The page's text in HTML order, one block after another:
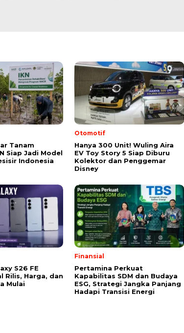
Tanam
Siap Jadi Model
Indonesia
Otomotif
Hanya 300 Unit! Wuling Aira
EV Toy Story 5 Siap Diburu
Kolektor dan Penggemar
Disney
S26 FE
Rilis, Harga, dan
Mulai
Finansial
Pertamina Perkuat
Kapabilitas SDM dan Budaya
ESG, Strategi Jangka Panjang
Hadapi Transisi Energi